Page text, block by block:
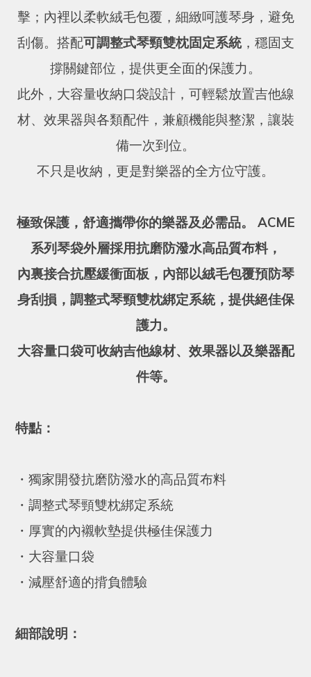
擊；內裡以柔軟絨毛包覆，細緻呵護琴身，避免
刮傷。搭配可調整式琴頸雙枕固定系統，穩固支
撐關鍵部位，提供更全面的保護力。
此外，大容量收納口袋設計，可輕鬆放置吉他線
材、效果器與各類配件，兼顧機能與整潔，讓裝
備一次到位。
不只是收納，更是對樂器的全方位守護。
極致保護，舒適攜帶你的樂器及必需品。 ACME
系列琴袋外層採用抗磨防潑水高品質布料，
內裏接合抗壓緩衝面板，內部以絨毛包覆預防琴
身刮損，調整式琴頸雙枕綁定系統，提供絕佳保
護力。
大容量口袋可收納吉他線材、效果器以及樂器配
件等。
特點：
・ 獨家開發抗磨防潑水的高品質布料
・ 調整式琴頸雙枕綁定系統
・ 厚實的內襯軟墊提供極佳保護力
・ 大容量口袋
・減壓舒適的揹負體驗
細部說明：